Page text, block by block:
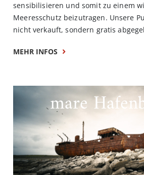
sensibilisieren und somit zu einem
Meeresschutz beizutragen. Unsere
nicht verkauft, sondern gratis
MEHR INFOS
mare